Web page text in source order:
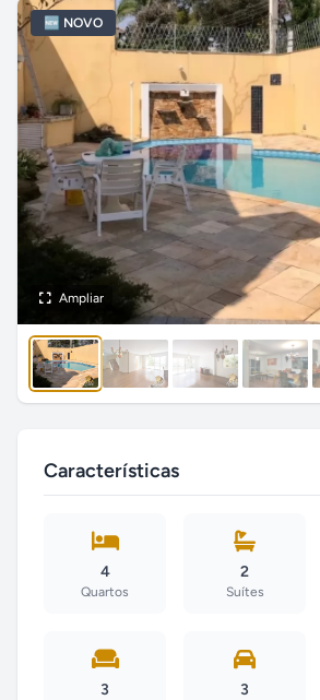
🆕 NOVO
Ampliar
Características
4
Quartos
2
Suítes
3 3